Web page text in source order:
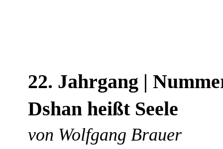
22. Jahrgang |
Dshan heißt Seele
von Wolfgang Brauer